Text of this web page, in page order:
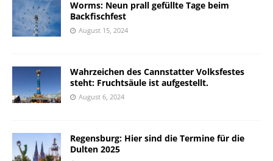
Worms: Neun prall gefüllte Tage beim
Backfischfest
August 15, 2024
Wahrzeichen des Cannstatter Volksfestes
steht: Fruchtsäule ist aufgestellt.
August 6, 2024
Regensburg: Hier sind die Termine für die
Dulten 2025